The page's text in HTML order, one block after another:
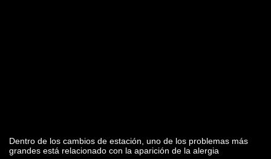
Dentro de los cambios de estación, uno de los problemas más
grandes está relacionado con la aparición de la alergia